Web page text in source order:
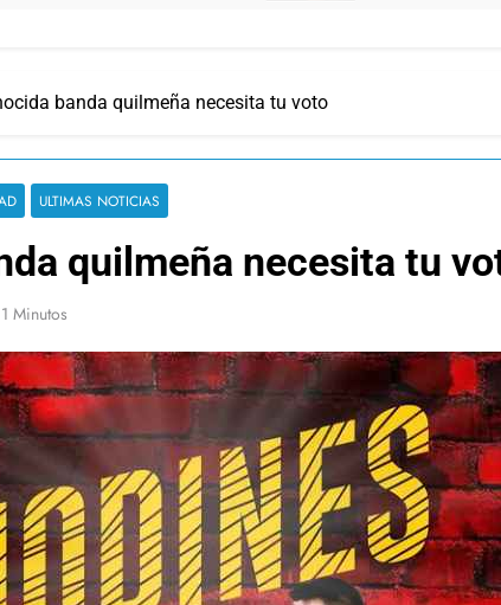
banda quilmeña necesita tu voto
ULTIMAS NOTICIAS
quilmeña necesita tu
1 Minutos